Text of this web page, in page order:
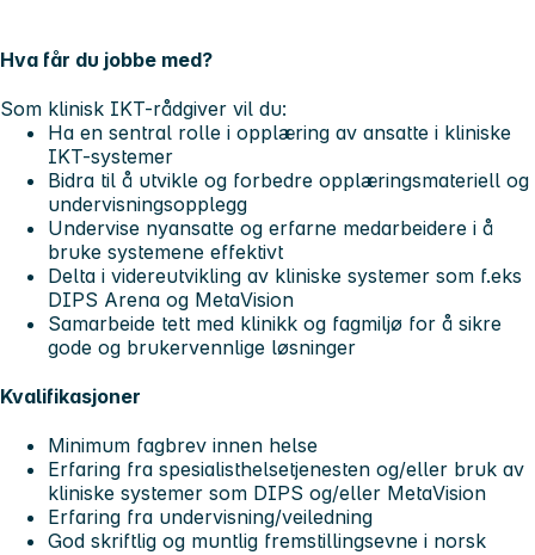
Hva får du jobbe med?
Som klinisk IKT-rådgiver vil du:
Ha en sentral rolle i opplæring av ansatte i kliniske
IKT-systemer
Bidra til å utvikle og forbedre opplæringsmateriell og
undervisningsopplegg
Undervise nyansatte og erfarne medarbeidere i å
bruke systemene effektivt
Delta i videreutvikling av kliniske systemer som f.eks
DIPS Arena og MetaVision
Samarbeide tett med klinikk og fagmiljø for å sikre
gode og brukervennlige løsninger
Kvalifikasjoner
Minimum fagbrev innen helse
Erfaring fra spesialisthelsetjenesten og/eller bruk av
kliniske systemer som DIPS og/eller MetaVision
Erfaring fra undervisning/veiledning
God skriftlig og muntlig fremstillingsevne i norsk